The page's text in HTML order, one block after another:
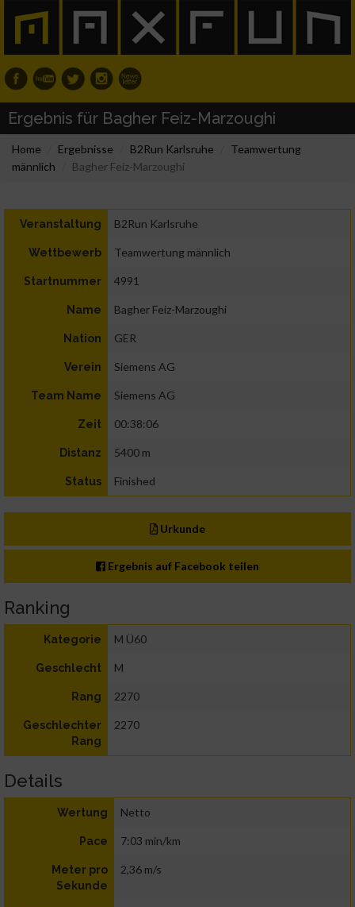
Ergebnis für Bagher Feiz-Marzoughi
Home Ergebnisse B2Run Karlsruhe
Teamwertung
männlich
Bagher Feiz-Marzoughi
Veranstaltung B2Run Karlsruhe
Wettbewerb Teamwertung männlich
Startnummer 4991
Name Bagher Feiz-Marzoughi
Nation GER
Verein Siemens AG
Team Name Siemens AG
Zeit 00:38:06
Distanz 5400 m
Status Finished
Urkunde
Ergebnis auf Facebook teilen
Ranking
Kategorie M Ü60
Geschlecht M
Rang 2270
Geschlechter
Rang
2270
Details
Wertung Netto
Pace 7:03 min/km
Meter pro
Sekunde
2,36 m/s